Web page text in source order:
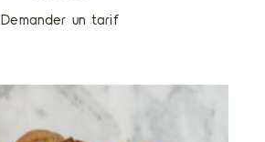
Demander un tarif